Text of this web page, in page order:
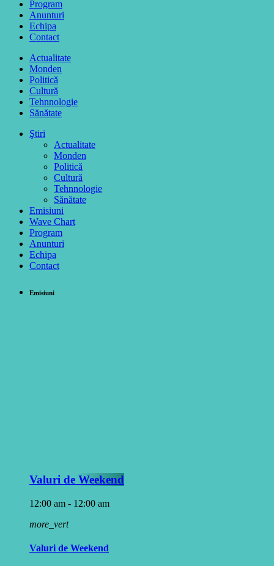
Program
Anunturi
Echipa
Contact
Actualitate
Monden
Politică
Cultură
Tehnnologie
Sănătate
Ştiri
Actualitate
Monden
Politică
Cultură
Tehnnologie
Sănătate
Emisiuni
Wave Chart
Program
Anunturi
Echipa
Contact
Emisiuni
Valuri de Weekend
12:00 am - 12:00 am
more_vert
Valuri de Weekend